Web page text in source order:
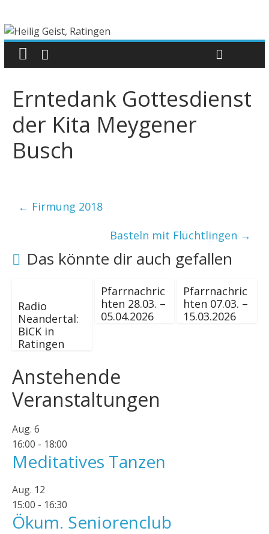
Erntedank Gottesdienst
der Kita Meygener
Busch
← Firmung 2018
Basteln mit Flüchtlingen →
Das könnte dir auch gefallen
Radio
Neandertal:
BiCK in
Ratingen
Pfarrnachric
hten 28.03. –
05.04.2026
Pfarrnachric
hten 07.03. –
15.03.2026
Anstehende
Veranstaltungen
Aug. 6
16:00 - 18:00
Meditatives Tanzen
Aug. 12
15:00 - 16:30
Ökum. Seniorenclub